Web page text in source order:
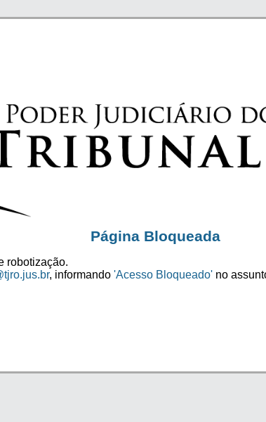
Página Bloqueada
robotização.
, informando 'Acesso Bloqueado' no